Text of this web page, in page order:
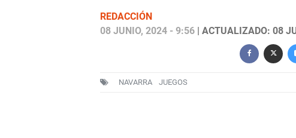
REDACCIÓN
08 JUNIO, 2024 - 9:56| ACTUALIZADO: 08
NAVARRA JUEGOS